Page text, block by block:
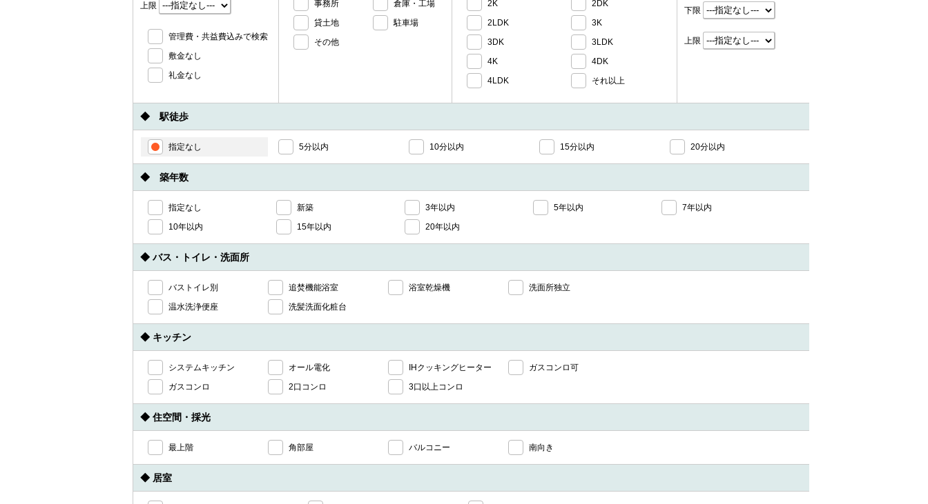
上限
管理費・共益費込みで検索
敷金なし
礼金なし
事務所
倉庫・工場
貸土地
駐車場
その他
2K
2DK
2LDK
3K
3DK
3LDK
4K
4DK
4LDK
それ以上
下限
上限
◆ 駅徒歩
指定なし 5分以内 10分以内 15分以内 20分以内
◆ 築年数
指定なし 新築 3年以内 5年以内
7年以内
10年以内
15年以内 20年以内
◆ バス・トイレ・洗面所
バストイレ別 追焚機能浴室 浴室乾燥機
洗面所独立
温水洗浄便座
洗髪洗面化粧台
◆ キッチン
システムキッチン オール電化 IHクッキングヒーター
ガスコンロ可
ガスコンロ
2口コンロ 3口以上コンロ
◆ 住空間・採光
最上階 角部屋 バルコニー 南向き
◆ 居室